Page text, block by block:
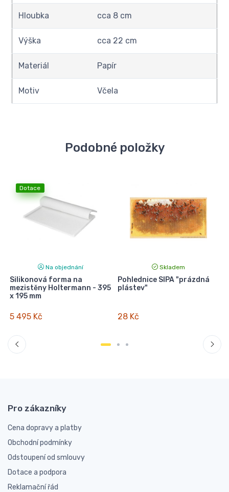
Hloubka cca 8 cm
Výška cca 22 cm
Materiál Papír
Motiv Včela
Podobné položky
Dotace
Na objednání
Silikonová forma na
mezistěny Holtermann - 395
x 195 mm
5 495 Kč
Skladem
Pohlednice SIPA "prázdná
plástev"
28 Kč
Pro zákazníky
Cena dopravy a platby
Obchodní podmínky
Odstoupení od smlouvy
Dotace a podpora
Reklamační řád